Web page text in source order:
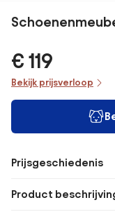
€ 119
Bekijk prijsverloop
Prijsgeschiedenis
Product